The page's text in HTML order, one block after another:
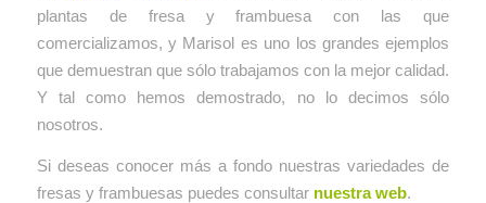
plantas de fresa y frambuesa con las que
comercializamos, y Marisol es uno los grandes ejemplos
que demuestran que sólo trabajamos con la mejor calidad.
Y tal como hemos demostrado, no lo decimos sólo
nosotros.
Si deseas conocer más a fondo nuestras variedades de
fresas y frambuesas puedes consultar nuestra web.